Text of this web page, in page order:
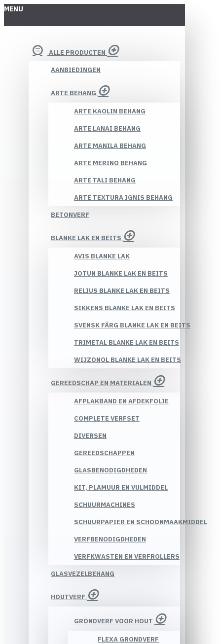
MENU
ALLE PRODUCTEN
AANBIEDINGEN
ARTE BEHANG
ARTE KAOLIN BEHANG
ARTE LANAI BEHANG
ARTE MANILA BEHANG
ARTE MERINO BEHANG
ARTE TALI BEHANG
ARTE TEXTURA IGNIS BEHANG
BETONVERF
BLANKE LAK EN BEITS
AVIS BLANKE LAK
JOTUN BLANKE LAK EN BEITS
RELIUS BLANKE LAK EN BEITS
SIKKENS BLANKE LAK EN BEITS
SVENSK FÄRG BLANKE LAK EN BEITS
TRIMETAL BLANKE LAK EN BEITS
WIJZONOL BLANKE LAK EN BEITS
GEREEDSCHAP EN MATERIALEN
AFPLAKBAND EN AFDEKFOLIE
COMPLETE VERFSET
DIVERSEN
GEREEDSCHAPPEN
GLASBENODIGDHEDEN
KIT, PLAMUUR EN VULMIDDEL
SCHUURMACHINES
SCHUURPAPIER EN SCHOONMAAKMIDDEL
VERFBENODIGDHEDEN
VERFKWASTEN EN VERFROLLERS
GLASVEZELBEHANG
HOUTVERF
GRONDVERF VOOR HOUT
FLEXA GRONDVERF